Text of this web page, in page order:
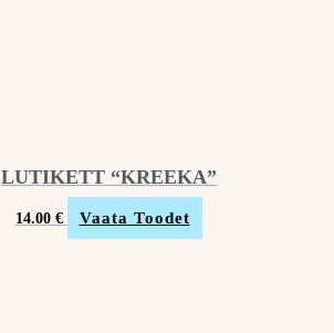
LUTIKETT “KREEKA”
14.00 € Vaata Toodet